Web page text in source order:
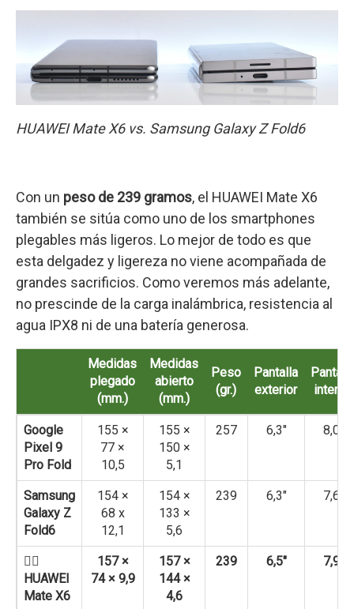
HUAWEI Mate X6 vs. Samsung Galaxy Z Fold6
Con un peso de 239 gramos, el HUAWEI Mate X6
también se sitúa como uno de los smartphones
plegables más ligeros. Lo mejor de todo es que
esta delgadez y ligereza no viene acompañada de
grandes sacrificios. Como veremos más adelante,
no prescinde de la carga inalámbrica, resistencia al
agua IPX8 ni de una batería generosa.
Medidas
plegado
(mm.)
Medidas
abierto
(mm.)
Peso
(gr.)
Pantalla
exterior
Pantalla
interior
Google
Pixel 9
Pro Fold
155 ×
77 ×
10,5
155 ×
150 ×
5,1
257 6,3″ 8,0″
Samsung
Galaxy Z
Fold6
154 ×
68 x
12,1
154 ×
133 ×
5,6
239 6,3″ 7,6″
👉🏻
HUAWEI
Mate X6
157 ×
74 × 9,9
157 ×
144 ×
4,6
239 6,5″ 7,9″